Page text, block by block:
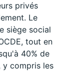
privés
Le
siège social
tout en
40% de
y compris les